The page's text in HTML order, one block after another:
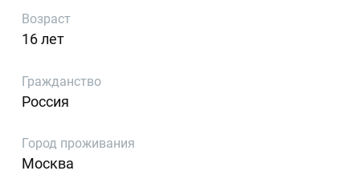
Возраст
16 лет
Гражданство
Россия
Город проживания
Москва